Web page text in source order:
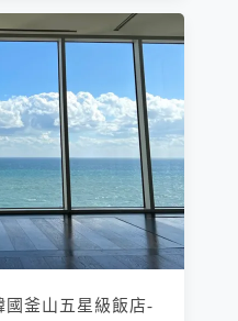
國釜山五星級飯店-